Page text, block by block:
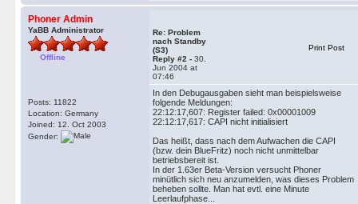
Phoner Admin
YaBB Administrator
Offline
Posts: 11822
Location: Germany
Joined: 12. Oct 2003
Gender:
Re: Problem
nach Standby
(S3)
Reply #2 - 30.
Jun 2004 at
07:46
Print Post
In den Debugausgaben sieht man beispielsweise
folgende Meldungen:
22:12:17,607: Register failed: 0x00001009
22:12:17,617: CAPI nicht initialisiert
Das heißt, dass nach dem Aufwachen die CAPI
(bzw. dein BlueFritz) noch nicht unmittelbar
betriebsbereit ist.
In der 1.63er Beta-Version versucht Phoner
minütlich sich neu anzumelden, was dieses Problem
beheben sollte. Man hat evtl. eine Minute
Leerlaufphase...